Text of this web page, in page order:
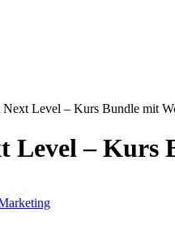
Next Level – Kurs Bundle mit
Level – Kurs